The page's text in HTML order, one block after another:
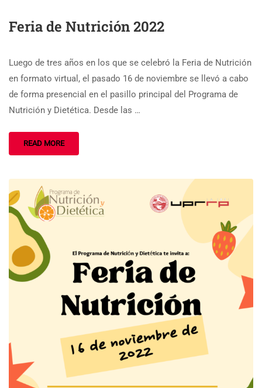
Feria de Nutrición 2022
Luego de tres años en los que se celebró la Feria de Nutrición
en formato virtual, el pasado 16 de noviembre se llevó a cabo
de forma presencial en el pasillo principal del Programa de
Nutrición y Dietética. Desde las …
READ MORE